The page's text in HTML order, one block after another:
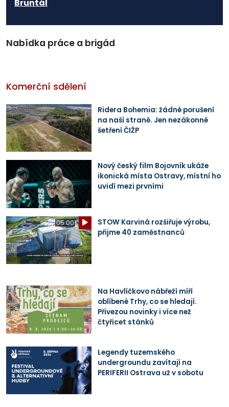
Bruntál
Nabídka práce a brigád
Komerční sdělení
Ridera Bohemia: žádné porušení
na naší straně. Jen nezákonné
šetření ČIŽP
Nový český film Bojovník ukáže
ikonická místa Ostravy, místní ho
uvidí mezi prvními
05:00
STOW Karviná rozšiřuje výrobu,
přijme 40 zaměstnanců
Na Havlíčkovo nábřeží míří
oblíbené Trhy, co se hledají.
Přivezou novinky i více než
čtyřicet stánků
Legendy tuzemského
undergroundu zavítají na
PERIFERII Ostrava už v sobotu